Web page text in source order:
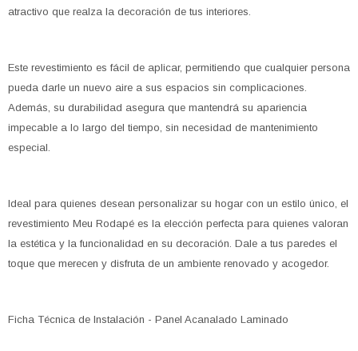
atractivo que realza la decoración de tus interiores.
Este revestimiento es fácil de aplicar, permitiendo que cualquier persona
pueda darle un nuevo aire a sus espacios sin complicaciones.
Además, su durabilidad asegura que mantendrá su apariencia
impecable a lo largo del tiempo, sin necesidad de mantenimiento
especial.
Ideal para quienes desean personalizar su hogar con un estilo único, el
revestimiento Meu Rodapé es la elección perfecta para quienes valoran
la estética y la funcionalidad en su decoración. Dale a tus paredes el
toque que merecen y disfruta de un ambiente renovado y acogedor.
Ficha Técnica de Instalación - Panel Acanalado Laminado